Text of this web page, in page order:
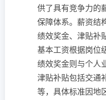
供了具有竞争力的
保障体系。薪资结
绩效奖金、津贴补
基本工资根据岗位
绩效奖金则与个人
津贴补贴包括交通
等，具体标准因地